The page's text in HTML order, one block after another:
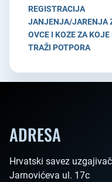
REGISTRACIJA
JANJENJA/JARENJA
OVCE I KOZE ZA KOJE
TRAŽI POTPORA
ADRESA
Hrvatski savez
Jarnovićeva ul. 17c